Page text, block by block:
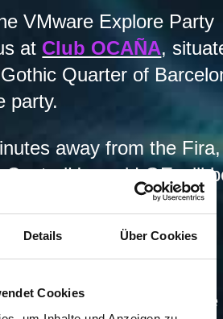
Details Über Cookies
Cookies
VMware Explore Party
at Club OCAÑA,
Quarter of
party.
away from the Fira,
and LGE will
promises to be a
Afterparty
and night to
relax, or throw some